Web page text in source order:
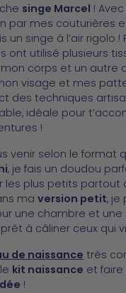
singe Marcel !
par mes couturières
un singe à l’air rigolo !
ont utilisé plusieurs
corps et un autre
visage et mes
des techniques
idéale pour
!
venir selon le format
, je fais un doudou
plus petits partout
ma version petit, je
une chambre et une
à câliner ceux qui
de naissance très
kit naissance et faire
!